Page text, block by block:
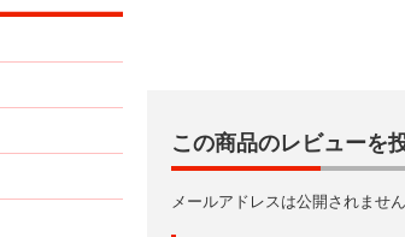
この商品のレビューを
メールアドレスは公開されませ